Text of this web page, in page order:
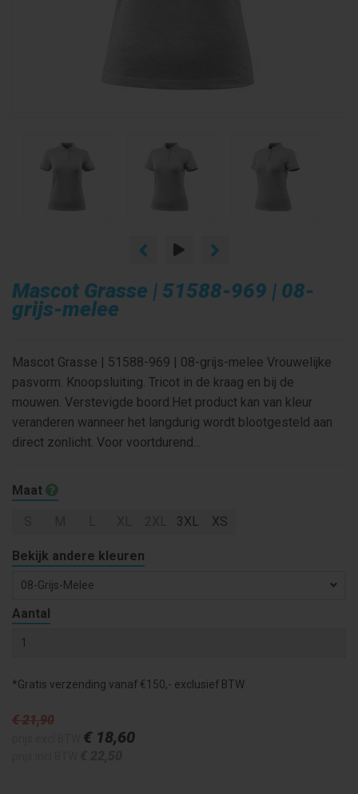
Mascot Grasse | 51588-969 | 08-
grijs-melee
Mascot Grasse | 51588-969 | 08-grijs-melee Vrouwelijke
pasvorm. Knoopsluiting. Tricot in de kraag en bij de
mouwen. Verstevigde boord.Het product kan van kleur
veranderen wanneer het langdurig wordt blootgesteld aan
direct zonlicht. Voor voortdurend...
Maat
3XL XS
Bekijk andere kleuren
08-Grijs-Melee
Aantal
*Gratis verzending vanaf €150,- exclusief BTW
€ 21,90
€ 18,60